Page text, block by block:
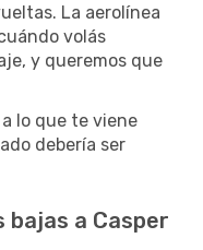
La aerolínea
volás
y queremos que
lo que te viene
debería ser
bajas a Casper